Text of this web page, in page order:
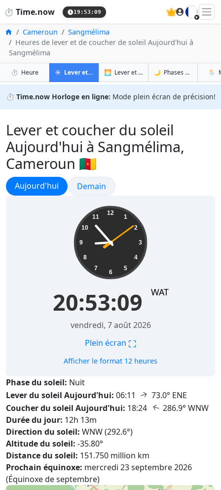
⏱️ Time.now 19:53:10 🇫🇷
Accueil
Cameroun
Sangmélima
Heures de lever et de coucher de soleil Aujourd'hui à
Sangmélima
⏱️ Heureà Sangmélima
☀️ Lever et coucher du soleil à Sangmélima
🌅 Lever et coucher du soleil demain à
🌙 Phases de la Lune à
🌦️
⏱️ Time.now Horloge en ligne: Mode plein écran de précision!
Lever et coucher du soleil
Aujourd'hui à Sangmélima,
Cameroun 🇨🇲
Lever et coucher du soleil
Aujourd'hui Lever et coucher du soleil
Demain
12
1
2
3
4
5
6
7
8
9
10
11
20:53:11 WAT
vendredi, 7 août 2026
Plein écran ⛶
Afficher le format 12 heures
Phase du soleil: Nuit
Lever du soleil Aujourd'hui: 06:11 ↑ 73.0° ENE
Coucher du soleil Aujourd'hui: 18:24 ↑ 286.9° WNW
Durée du jour: 12h 13m
Direction du soleil: WNW (292.6°)
Altitude du soleil: -35.80°
Distance du soleil: 151.750 million km
Prochain équinoxe: mercredi 23 septembre 2026
(Équinoxe de septembre)